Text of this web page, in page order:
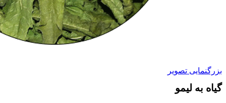
بزرگنمایی تصویر
گیاه به لیمو